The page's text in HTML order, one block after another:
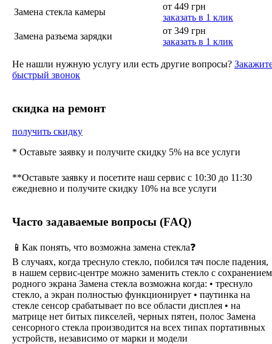
Замена стекла камеры
от 449 грн
заказать в 1 клик
Замена разъема зарядки
от 349 грн
заказать в 1 клик
Не нашли нужную услугу или есть другие вопросы?
быстрый звонок
cкидка на ремонт
получить скидку
* Оставьте заявку и получите скидку 5% на все услуги
**Оставьте заявку и посетите наш сервис с 10:30 до 11:30
ежедневно и получите скидку 10% на все услуги
Часто задаваемые вопросы (FAQ)
📱Как понять, что возможна замена стекла❓
В случаях, когда треснуло стекло, побился тач после падения,
в нашем сервис-центре можно заменить стекло с сохранением
родного экрана Замена стекла возможна когда: • треснуло
стекло, а экран полностью функционирует • паутинка на
стекле сенсор срабатывает по все области дисплея • на
матрице нет битых пикселей, черных пятен, полос Замена
сенсорного стекла производится на всех типах портативных
устройств, независимо от марки и модели